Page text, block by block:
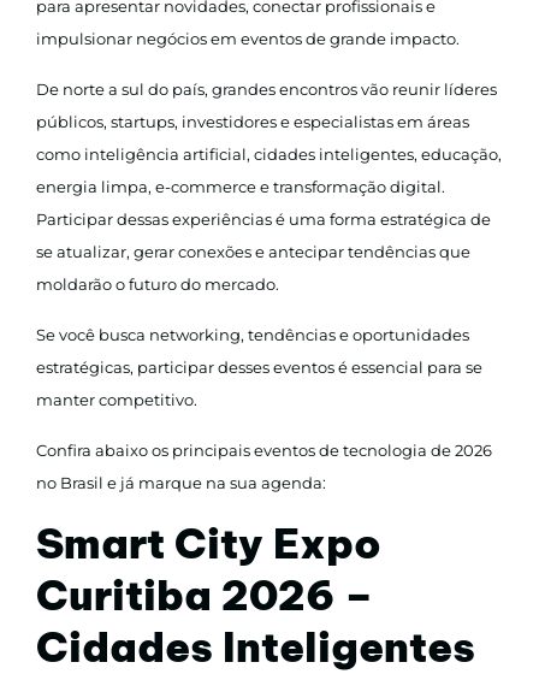
para apresentar novidades, conectar profissionais e
impulsionar negócios em eventos de grande impacto.
De norte a sul do país, grandes encontros vão reunir líderes
públicos, startups, investidores e especialistas em áreas
como inteligência artificial, cidades inteligentes, educação,
energia limpa, e-commerce e transformação digital.
Participar dessas experiências é uma forma estratégica de
se atualizar, gerar conexões e antecipar tendências que
moldarão o futuro do mercado.
Se você busca networking, tendências e oportunidades
estratégicas, participar desses eventos é essencial para se
manter competitivo.
Confira abaixo os principais eventos de tecnologia de 2026
no Brasil e já marque na sua agenda:
Smart City Expo
Curitiba 2026 –
Cidades Inteligentes